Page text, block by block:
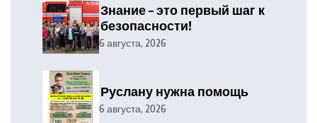
Знание – это первый шаг к
безопасности!
6 августа, 2026
Руслану нужна помощь
6 августа, 2026